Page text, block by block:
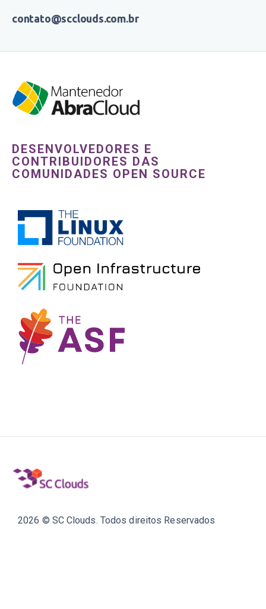
contato@scclouds.com.br
DESENVOLVEDORES E
CONTRIBUIDORES DAS
COMUNIDADES OPEN SOURCE
2026 © SC Clouds. Todos direitos Reservados